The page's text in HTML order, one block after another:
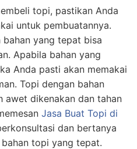
topi, pastikan Anda
untuk pembuatannya.
yang tepat bisa
Apabila bahan yang
Anda pasti akan memakai
Topi dengan bahan
awet dikenakan dan tahan
Jasa Buat Topi di
dan bertanya
topi yang tepat.